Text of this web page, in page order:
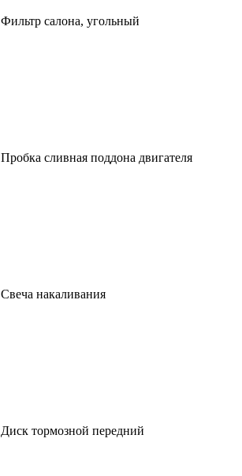
Фильтр салона, угольный
Пробка сливная поддона двигателя
Cвеча накаливания
Диск тормозной передний